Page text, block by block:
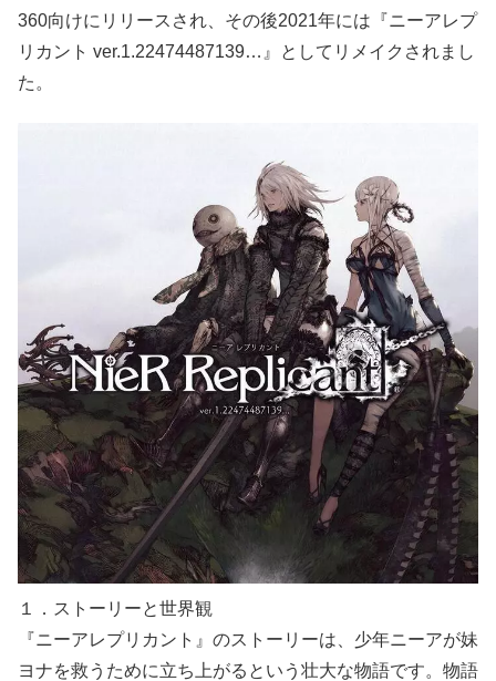
360向けにリリースされ、その後2021年には『ニーアレプ
リカント ver.1.22474487139…』としてリメイクされまし
た。
１．ストーリーと世界観
『ニーアレプリカント』のストーリーは、少年ニーアが妹
ヨナを救うために立ち上がるという壮大な物語です。物語